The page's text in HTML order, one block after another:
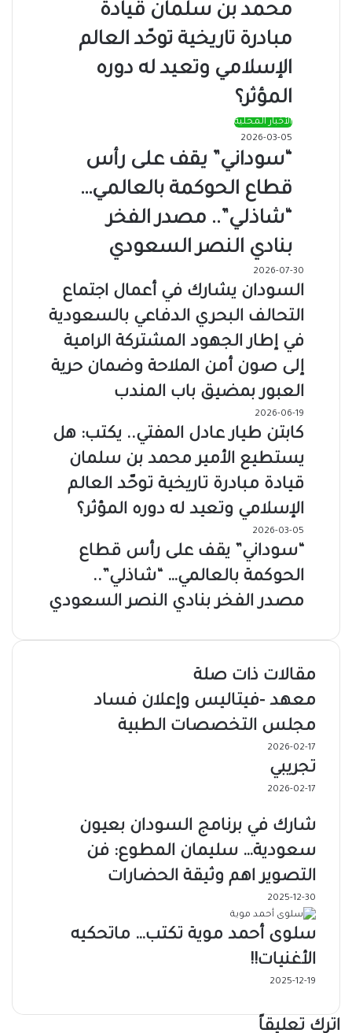
محمد بن سلمان قيادة
مبادرة تاريخية توحّد العالم
الإسلامي وتعيد له دوره
المؤثر؟
الأخبار المحلية
2026-03-05
“سوداني” يقف على رأس
قطاع الحوكمة بالعالمي…
“شاذلي”.. مصدر الفخر
بنادي النصر السعودي
2026-07-30
السودان يشارك في أعمال اجتماع
التحالف البحري الدفاعي بالسعودية
في إطار الجهود المشتركة الرامية
إلى صون أمن الملاحة وضمان حرية
العبور بمضيق باب المندب
2026-06-19
كابتن طيار عادل المفتي.. يكتب: هل
يستطيع الأمير محمد بن سلمان
قيادة مبادرة تاريخية توحّد العالم
الإسلامي وتعيد له دوره المؤثر؟
2026-03-05
“سوداني” يقف على رأس قطاع
الحوكمة بالعالمي… “شاذلي”..
مصدر الفخر بنادي النصر السعودي
مقالات ذات صلة
معهد -فيتاليس وإعلان فساد
مجلس التخصصات الطبية
2026-02-17
تجريبي
2026-02-17
شارك في برنامج السودان بعيون
سعودية… سليمان المطوع: فن
التصوير اهم وثيقة الحضارات
2025-12-30
سلوى أحمد موية تكتب… ماتحكيه
الأغنيات!!
2025-12-19
اترك تعليقاً